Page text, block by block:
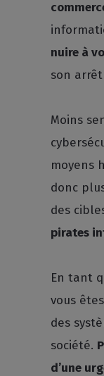
nuire à
son
Moins
moyens
donc
des
pirates
En tant
vous
des
société.
d’une